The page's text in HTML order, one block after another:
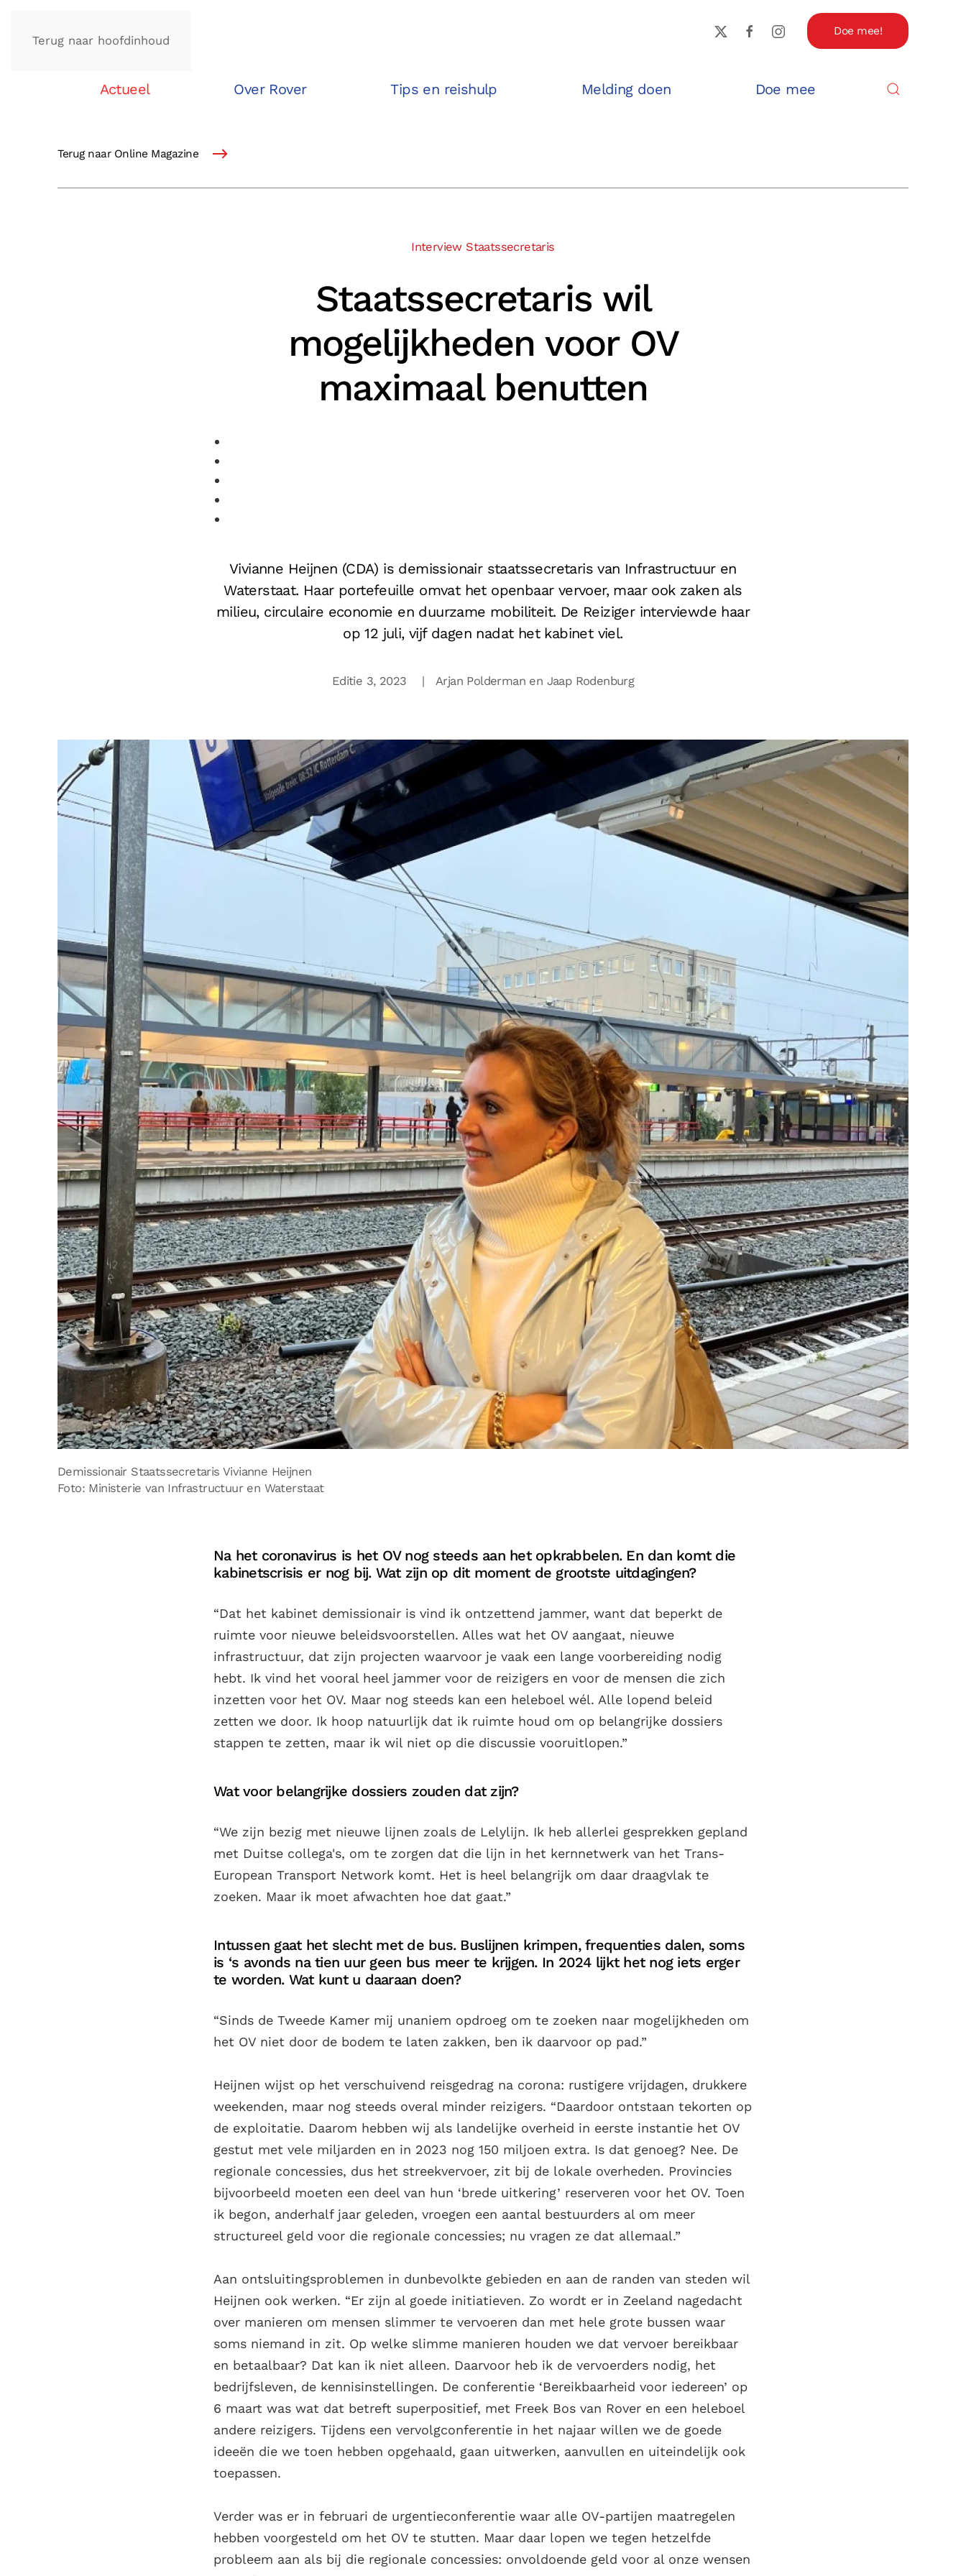
Terug naar hoofdinhoud
Doe mee!
Actueel Over Rover Tips en reishulp Melding doen Doe mee
Terug naar Online Magazine
Interview Staatssecretaris
Staatssecretaris wil
mogelijkheden voor OV
maximaal benutten
Vivianne Heijnen (CDA) is demissionair staatssecretaris van Infrastructuur en
Waterstaat. Haar portefeuille omvat het openbaar vervoer, maar ook zaken als
milieu, circulaire economie en duurzame mobiliteit. De Reiziger interviewde haar
op 12 juli, vijf dagen nadat het kabinet viel.
Editie 3, 2023 | Arjan Polderman en Jaap Rodenburg
Demissionair Staatssecretaris Vivianne Heijnen
Foto: Ministerie van Infrastructuur en Waterstaat
Na het coronavirus is het OV nog steeds aan het opkrabbelen. En dan komt die
kabinetscrisis er nog bij. Wat zijn op dit moment de grootste uitdagingen?
“Dat het kabinet demissionair is vind ik ontzettend jammer, want dat beperkt de
ruimte voor nieuwe beleidsvoorstellen. Alles wat het OV aangaat, nieuwe
infrastructuur, dat zijn projecten waarvoor je vaak een lange voorbereiding nodig
hebt. Ik vind het vooral heel jammer voor de reizigers en voor de mensen die zich
inzetten voor het OV. Maar nog steeds kan een heleboel wél. Alle lopend beleid
zetten we door. Ik hoop natuurlijk dat ik ruimte houd om op belangrijke dossiers
stappen te zetten, maar ik wil niet op die discussie vooruitlopen.”
Wat voor belangrijke dossiers zouden dat zijn?
“We zijn bezig met nieuwe lijnen zoals de Lelylijn. Ik heb allerlei gesprekken gepland
met Duitse collega's, om te zorgen dat die lijn in het kernnetwerk van het Trans-
European Transport Network komt. Het is heel belangrijk om daar draagvlak te
zoeken. Maar ik moet afwachten hoe dat gaat.”
Intussen gaat het slecht met de bus. Buslijnen krimpen, frequenties dalen, soms
is ‘s avonds na tien uur geen bus meer te krijgen. In 2024 lijkt het nog iets erger
te worden. Wat kunt u daaraan doen?
“Sinds de Tweede Kamer mij unaniem opdroeg om te zoeken naar mogelijkheden om
het OV niet door de bodem te laten zakken, ben ik daarvoor op pad.”
Heijnen wijst op het verschuivend reisgedrag na corona: rustigere vrijdagen, drukkere
weekenden, maar nog steeds overal minder reizigers. “Daardoor ontstaan tekorten op
de exploitatie. Daarom hebben wij als landelijke overheid in eerste instantie het OV
gestut met vele miljarden en in 2023 nog 150 miljoen extra. Is dat genoeg? Nee. De
regionale concessies, dus het streekvervoer, zit bij de lokale overheden. Provincies
bijvoorbeeld moeten een deel van hun ‘brede uitkering’ reserveren voor het OV. Toen
ik begon, anderhalf jaar geleden, vroegen een aantal bestuurders al om meer
structureel geld voor die regionale concessies; nu vragen ze dat allemaal.”
Aan ontsluitingsproblemen in dunbevolkte gebieden en aan de randen van steden wil
Heijnen ook werken. “Er zijn al goede initiatieven. Zo wordt er in Zeeland nagedacht
over manieren om mensen slimmer te vervoeren dan met hele grote bussen waar
soms niemand in zit. Op welke slimme manieren houden we dat vervoer bereikbaar
en betaalbaar? Dat kan ik niet alleen. Daarvoor heb ik de vervoerders nodig, het
bedrijfsleven, de kennisinstellingen. De conferentie ‘Bereikbaarheid voor iedereen’ op
6 maart was wat dat betreft superpositief, met Freek Bos van Rover en een heleboel
andere reizigers. Tijdens een vervolgconferentie in het najaar willen we de goede
ideeën die we toen hebben opgehaald, gaan uitwerken, aanvullen en uiteindelijk ook
toepassen.
Verder was er in februari de urgentieconferentie waar alle OV-partijen maatregelen
hebben voorgesteld om het OV te stutten. Maar daar lopen we tegen hetzelfde
probleem aan als bij die regionale concessies: onvoldoende geld voor al onze wensen